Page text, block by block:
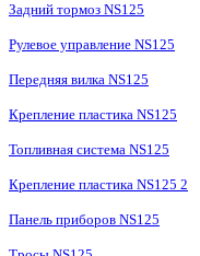
Задний тормоз NS125
Рулевое управление NS125
Передняя вилка NS125
Крепление пластика NS125
Топливная система NS125
Крепление пластика NS125 2
Панель приборов NS125